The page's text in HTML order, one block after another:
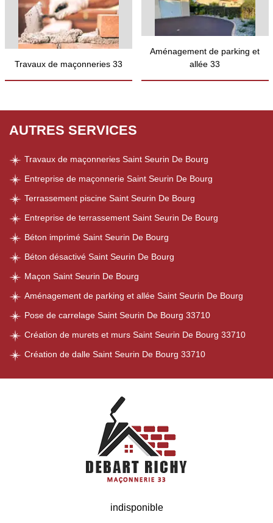
Travaux de maçonneries 33
Aménagement de parking et
allée 33
AUTRES SERVICES
Travaux de maçonneries Saint Seurin De Bourg
Entreprise de maçonnerie Saint Seurin De Bourg
Terrassement piscine Saint Seurin De Bourg
Entreprise de terrassement Saint Seurin De Bourg
Béton imprimé Saint Seurin De Bourg
Béton désactivé Saint Seurin De Bourg
Maçon Saint Seurin De Bourg
Aménagement de parking et allée Saint Seurin De Bourg
Pose de carrelage Saint Seurin De Bourg 33710
Création de murets et murs Saint Seurin De Bourg 33710
Création de dalle Saint Seurin De Bourg 33710
indisponible